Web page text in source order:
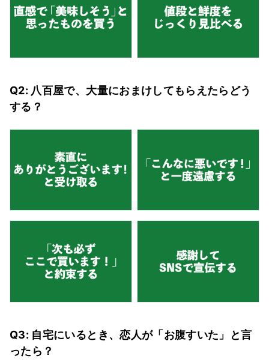
Q2: 八百屋で、大量におまけしてもらえたらどう
する？
Q3: 自宅にいるとき、恋人が「お腹すいた」と言
ったら？